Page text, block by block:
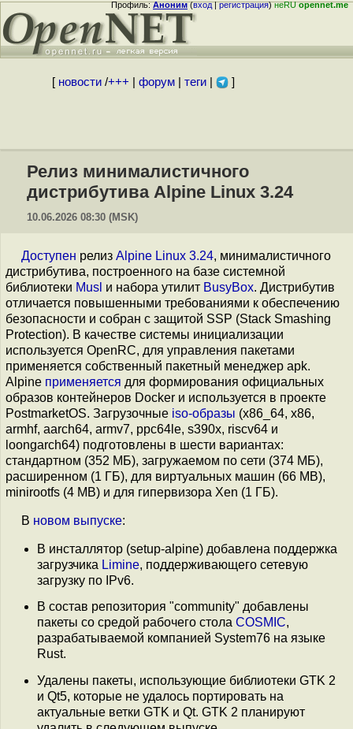
Профиль:Аноним(вход|регистрация)неRUopennet.me
[ новости/+++ форум| теги| ]
Релиз минималистичного
дистрибутива Alpine Linux 3.24
10.06.2026 08:30 (MSK)
Доступен релиз Alpine Linux 3.24, минималистичного
дистрибутива, построенного на базе системной
библиотеки Musl и набора утилит BusyBox. Дистрибутив
отличается повышенными требованиями к обеспечению
безопасности и собран с защитой SSP (Stack Smashing
Protection). В качестве системы инициализации
используется OpenRC, для управления пакетами
применяется собственный пакетный менеджер apk.
Alpine применяется для формирования официальных
образов контейнеров Docker и используется в проекте
PostmarketOS. Загрузочные iso-образы (x86_64, x86,
armhf, aarch64, armv7, ppc64le, s390x, riscv64 и
loongarch64) подготовлены в шести вариантах:
стандартном (352 МБ), загружаемом по сети (374 МБ),
расширенном (1 ГБ), для виртуальных машин (66 MB),
minirootfs (4 MB) и для гипервизора Xen (1 ГБ).
В новом выпуске:
В инсталлятор (setup-alpine) добавлена поддержка
загрузчика Limine, поддерживающего сетевую
загрузку по IPv6.
В состав репозитория "community" добавлены
пакеты со средой рабочего стола COSMIC,
разрабатываемой компанией System76 на языке
Rust.
Удалены пакеты, использующие библиотеки GTK 2
и Qt5, которые не удалось портировать на
актуальные ветки GTK и Qt. GTK 2 планируют